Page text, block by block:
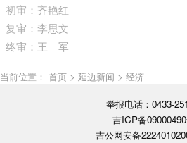
初审：齐艳红
复审：李思文
终审：王 军
当前位置： 首页 > 延边新闻 > 经济
举报电话：0433-
吉ICP备
吉公网安备